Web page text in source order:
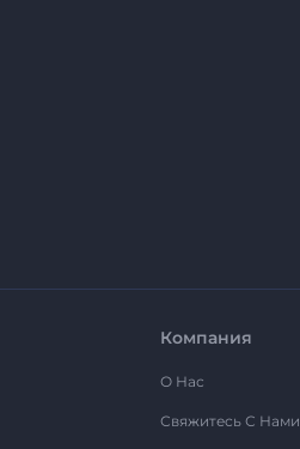
Компания
О Нас
Свяжитесь С Нами